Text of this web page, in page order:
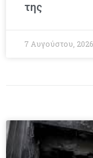
της
7 Αυγούστου, 2026